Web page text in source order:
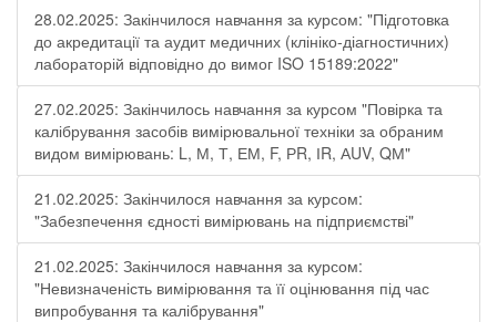
28.02.2025: Закінчилося навчання за курсом: "Підготовка
до акредитації та аудит медичних (клініко-діагностичних)
лабораторій відповідно до вимог ISO 15189:2022"
27.02.2025: Закінчилось навчання за курсом "Повірка та
калібрування засобів вимірювальної техніки за обраним
видом вимірювань: L, М, Т, ЕМ, F, РR, ІR, АUV, QМ"
21.02.2025: Закінчилося навчання за курсом:
"Забезпечення єдності вимірювань на підприємстві"
21.02.2025: Закінчилося навчання за курсом:
"Невизначеність вимірювання та її оцінювання під час
випробування та калібрування"